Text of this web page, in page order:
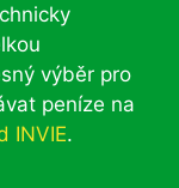
výběr pro
peníze na
INVIE.